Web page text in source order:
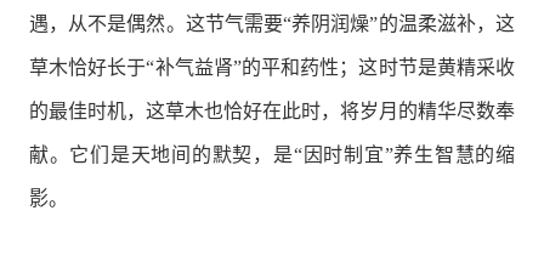
遇，从不是偶然。这节气需要“养阴润燥”的温柔滋补，这
草木恰好长于“补气益肾”的平和药性；这时节是黄精采收
的最佳时机，这草木也恰好在此时，将岁月的精华尽数奉
献。它们是天地间的默契，是“因时制宜”养生智慧的缩
影。